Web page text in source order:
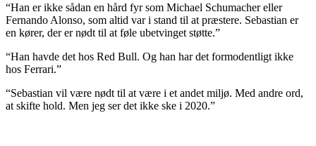
“Han er ikke sådan en hård fyr som Michael Schumacher eller
Fernando Alonso, som altid var i stand til at præstere. Sebastian er
en kører, der er nødt til at føle ubetvinget støtte.”
“Han havde det hos Red Bull. Og han har det formodentligt ikke
hos Ferrari.”
“Sebastian vil være nødt til at være i et andet miljø. Med andre ord,
at skifte hold. Men jeg ser det ikke ske i 2020.”